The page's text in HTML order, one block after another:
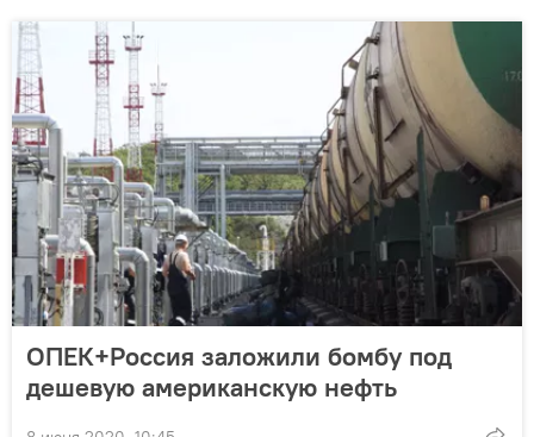
ОПЕК+Россия заложили бомбу под
дешевую американскую нефть